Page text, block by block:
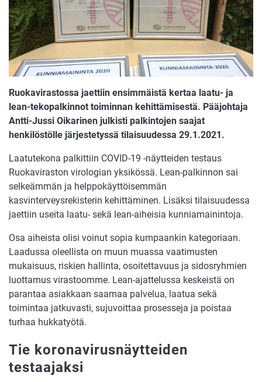
Ruokavirastossa jaettiin ensimmäistä kertaa laatu- ja
lean-tekopalkinnot toiminnan kehittämisestä. Pääjohtaja
Antti-Jussi Oikarinen julkisti palkintojen saajat
henkilöstölle järjestetyssä tilaisuudessa 29.1.2021.
Laatutekona palkittiin COVID-19 -näytteiden testaus
Ruokaviraston virologian yksikössä. Lean-palkinnon sai
selkeämmän ja helppokäyttöisemmän
kasvinterveysrekisterin kehittäminen. Lisäksi tilaisuudessa
jaettiin useita laatu- sekä lean-aiheisia kunniamainintoja.
Osa aiheista olisi voinut sopia kumpaankin kategoriaan.
Laadussa oleellista on muun muassa vaatimusten
mukaisuus, riskien hallinta, osoitettavuus ja sidosryhmien
luottamus virastoomme. Lean-ajattelussa keskeistä on
parantaa asiakkaan saamaa palvelua, laatua sekä
toimintaa jatkuvasti, sujuvoittaa prosesseja ja poistaa
turhaa hukkatyötä.
Tie koronavirusnäytteiden
testaajaksi